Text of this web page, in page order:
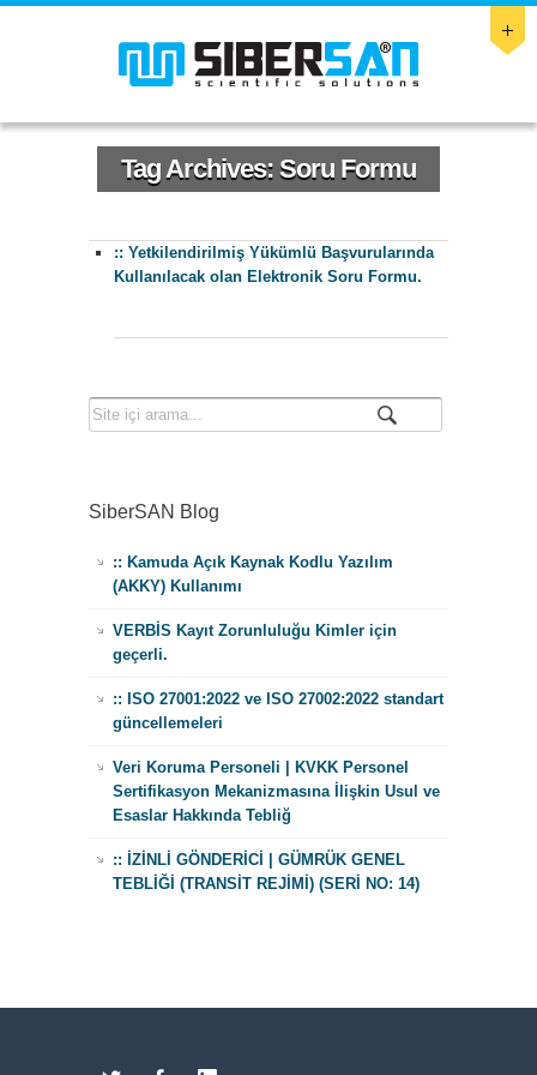
Tag Archives: Soru Formu
:: Yetkilendirilmiş Yükümlü Başvurularında
Kullanılacak olan Elektronik Soru Formu.
SiberSAN Blog
:: Kamuda Açık Kaynak Kodlu Yazılım
(AKKY) Kullanımı
VERBİS Kayıt Zorunluluğu Kimler için
geçerli.
:: ISO 27001:2022 ve ISO 27002:2022 standart
güncellemeleri
Veri Koruma Personeli | KVKK Personel
Sertifikasyon Mekanizmasına İlişkin Usul ve
Esaslar Hakkında Tebliğ
:: İZİNLİ GÖNDERİCİ | GÜMRÜK GENEL
TEBLİĞİ (TRANSİT REJİMİ) (SERİ NO: 14)